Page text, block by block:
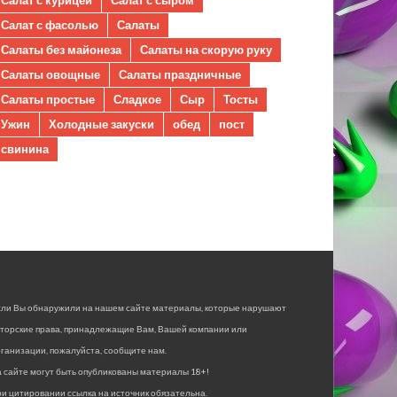
Салат с фасолью
Салаты
Салаты без майонеза
Салаты на скорую руку
Салаты овощные
Салаты праздничные
Салаты простые
Сладкое Сыр
Тосты
Ужин
Холодные закуски обед
пост
свинина
Вы обнаружили на нашем сайте материалы, которые нарушают
права, принадлежащие Вам, Вашей компании или
пожалуйста, сообщите нам.
сайте могут быть опубликованы материалы 18+!
цитировании ссылка на источник обязательна.